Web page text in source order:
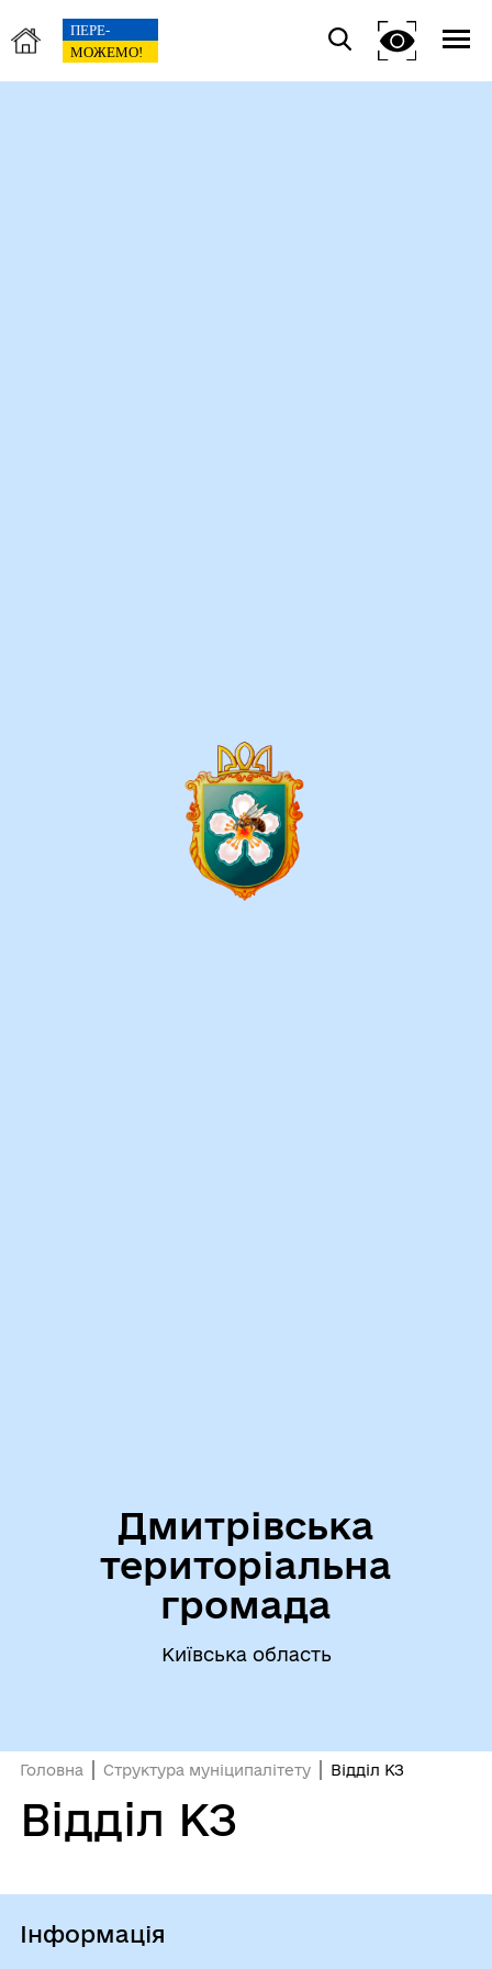
Дмитрівська
територіальна
громада
Київська область
Головна Структура муніципалітету Відділ КЗ
Відділ КЗ
Інформація